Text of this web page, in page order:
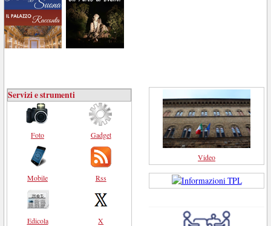
Servizi e strumenti
Foto
Mobile
Edicola
Gadget
Rss
X
Video